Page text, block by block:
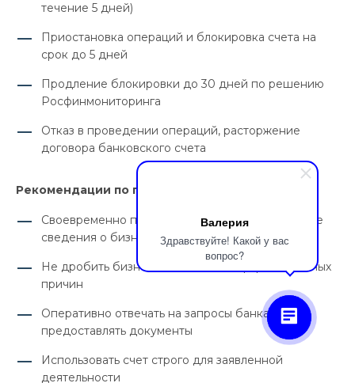
Валерия
Здравствуйте! Какой у вас
вопрос?
spb@sapelkin.ru
Обратный звонок
течение 5 дней)
Приостановка операций и блокировка счета на
срок до 5 дней
Продление блокировки до 30 дней по решению
Росфинмониторинга
Отказ в проведении операций, расторжение
договора банковского счета
Рекомендации по профилактике блокировки:
Своевременно предоставлять в банк актуальные
сведения о бизнесе
Не дробить бизнес на множество фирм без явных
причин
Оперативно отвечать на запросы банка,
предоставлять документы
Использовать счет строго для заявленной
деятельности